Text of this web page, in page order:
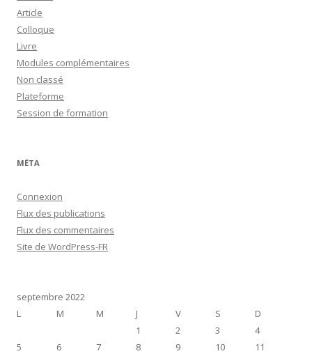
Article
Colloque
Livre
Modules complémentaires
Non classé
Plateforme
Session de formation
MÉTA
Connexion
Flux des publications
Flux des commentaires
Site de WordPress-FR
septembre 2022
L
M M J V S
D
1
2 3
4
5
6 7 8 9 10 11